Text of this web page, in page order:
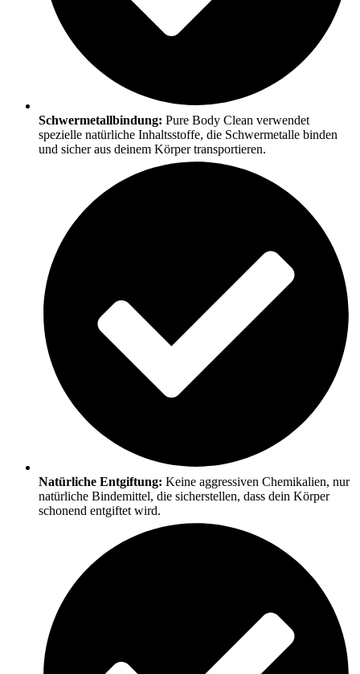
Schwermetallbindung: Pure Body Clean verwendet
spezielle natürliche Inhaltsstoffe, die Schwermetalle binden
und sicher aus deinem Körper transportieren.
Natürliche Entgiftung: Keine aggressiven Chemikalien, nur
natürliche Bindemittel, die sicherstellen, dass dein Körper
schonend entgiftet wird.